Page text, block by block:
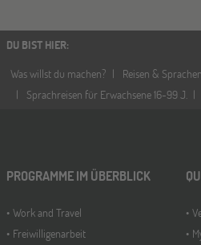
DU BIST HIER:
Was willst du machen?
Reisen &
Sprachreisen für Erwachsene 16-99 J.
PROGRAMME IM ÜBERBLICK
Work and Travel
Freiwilligenarbeit